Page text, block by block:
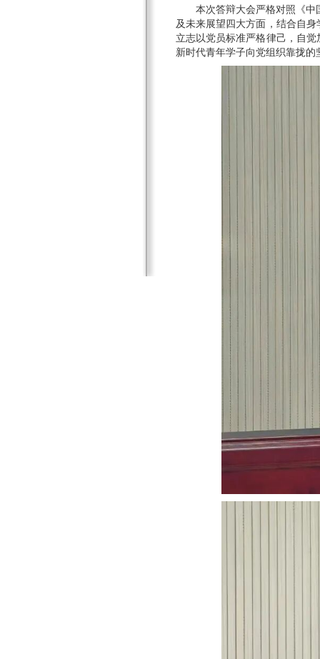
本次答辩大会严格对照《
及未来展望四大方面，结合自
立志以党员标准严格律己，自
新时代青年学子向党组织靠拢